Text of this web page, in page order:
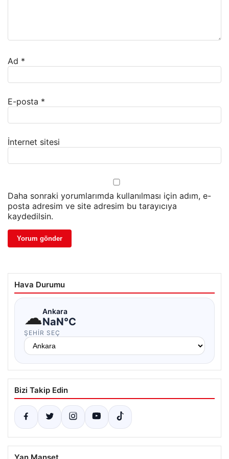
Ad *
E-posta *
İnternet sitesi
Daha sonraki yorumlarımda kullanılması için adım, e-
posta adresim ve site adresim bu tarayıcıya
kaydedilsin.
Hava Durumu
☁Ankara
NaN°C
ŞEHIR SEÇ
Bizi Takip Edin
Yan Manşet